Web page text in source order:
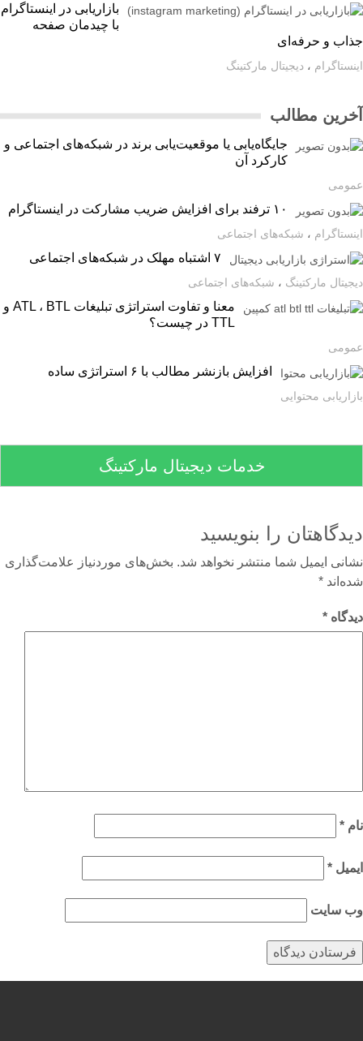
بازاریابی در اینستاگرام
با چیدمان صفحه
و حرفه‌ای
،دیجیتال مارکتینگ
مطالب
جایگاه‌یابی یا موقعیت‌یابی برند در شبکه‌های اجتماعی و
کارکرد آن
۱۰ ترفند برای افزایش ضریب مشارکت در اینستاگرام
،شبکه‌های اجتماعی
مارکتینگ،شبکه‌های اجتماعی
معنا و تفاوت استراتژی تبلیغات ATL ، BTL و
TTL در چیست؟
افزایش بازنشر مطالب با ۶ استراتژی ساده
محتوایی
خدمات دیجیتال مارکتینگ
را بنویسید
ایمیل شما منتشر نخواهد شد. بخش‌های موردنیاز علامت‌گذاری
*
*
*
*
سایت